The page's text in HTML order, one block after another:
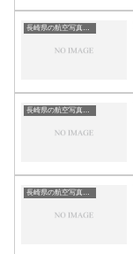
長崎県の航空写真・空中写真